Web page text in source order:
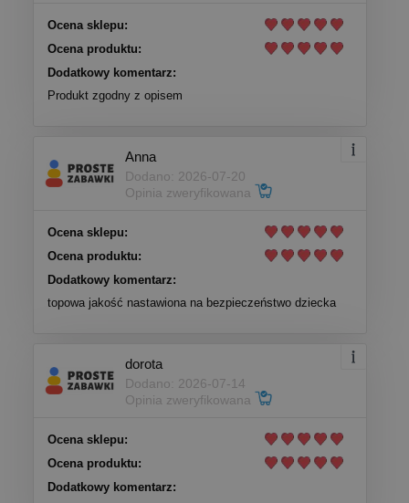
Ocena sklepu:
Ocena produktu:
Dodatkowy komentarz:
Produkt zgodny z opisem
Anna
Dodano: 2026-07-20
Opinia zweryfikowana
Ocena sklepu:
Ocena produktu:
Dodatkowy komentarz:
topowa jakość nastawiona na bezpieczeństwo dziecka
dorota
Dodano: 2026-07-14
Opinia zweryfikowana
Ocena sklepu:
Ocena produktu:
Dodatkowy komentarz: